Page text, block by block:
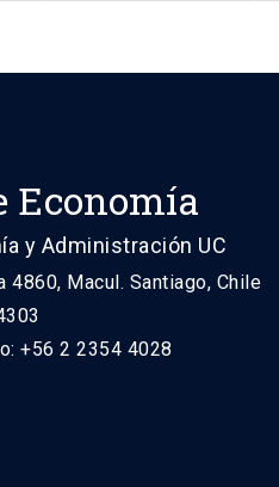
Economía
y Administración UC
4860, Macul. Santiago, Chile
+56 2 2354 4028